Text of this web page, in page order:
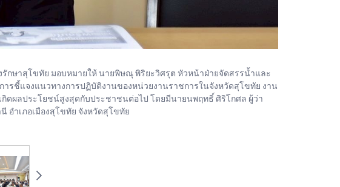
กษาสุโขทัย มอบหมายให้ นายพิษณุ พิริยะวิศรุต หัวหน้าฝ่ายจัดสรรน้ำและ
รชี้แจงแนวทางการปฏิบัติงานของหน่วยงานราชการในจังหวัดสุโขทัย งาน
ดผลประโยชน์สูงสุดกับประชาชนต่อไป โดยมีนายนพฤทธิ์ ศิริโกศล ผู้ว่า
อำเภอเมืองสุโขทัย จังหวัดสุโขทัย